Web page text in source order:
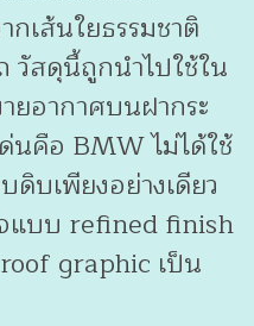
เส้นใยธรรมชาติ
วัสดุนี้ถูกนำไปใช้ใน
อากาศบนฝากระ
นคือ BMW ไม่ได้ใช้
ดิบเพียงอย่างเดียว
แบบ refined finish
graphic เป็น